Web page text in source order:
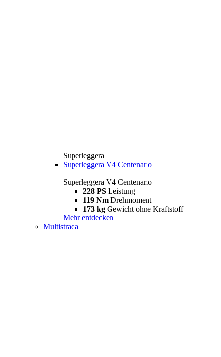
Superleggera
Superleggera V4 Centenario
Superleggera V4 Centenario
228 PS Leistung
119 Nm Drehmoment
173 kg Gewicht ohne Kraftstoff
Mehr entdecken
Multistrada